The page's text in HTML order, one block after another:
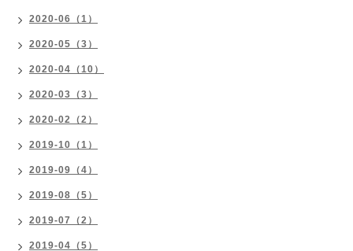
2020-06（1）
2020-05（3）
2020-04（10）
2020-03（3）
2020-02（2）
2019-10（1）
2019-09（4）
2019-08（5）
2019-07（2）
2019-04（5）